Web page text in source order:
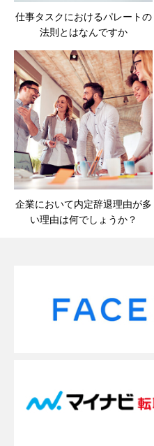
仕事タスクにおけるパレートの
法則とはなんですか
企業において内定辞退理由が多
い理由は何でしょうか？